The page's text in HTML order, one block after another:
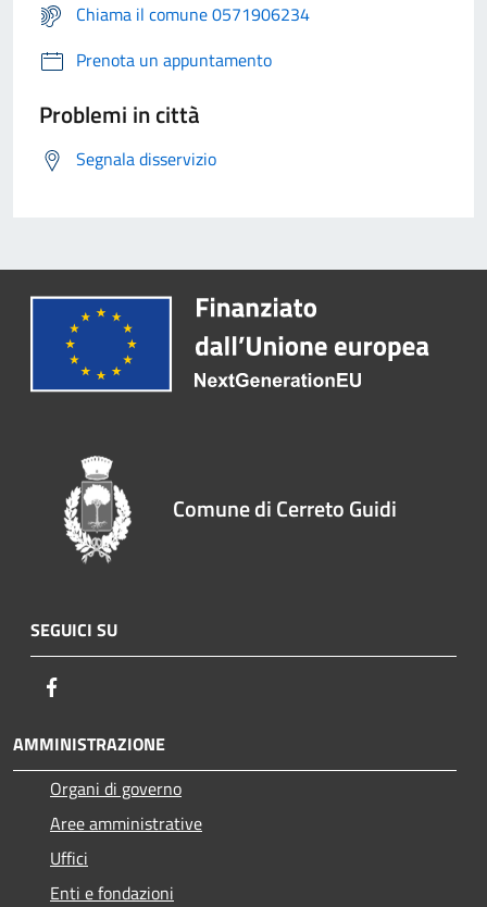
Chiama il comune 0571906234
Prenota un appuntamento
Problemi in città
Segnala disservizio
Comune di Cerreto Guidi
SEGUICI SU
AMMINISTRAZIONE
Organi di governo
Aree amministrative
Uffici
Enti e fondazioni